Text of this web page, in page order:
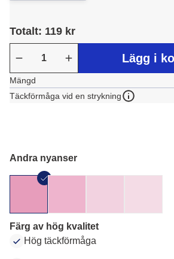
Totalt: 119 kr
Lägg i
Mängd
Täckförmåga vid en strykning
Andra nyanser
Färg av hög kvalitet
Hög täckförmåga